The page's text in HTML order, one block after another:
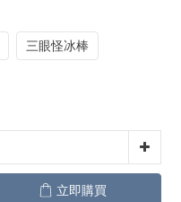
三眼怪冰棒
立即購買